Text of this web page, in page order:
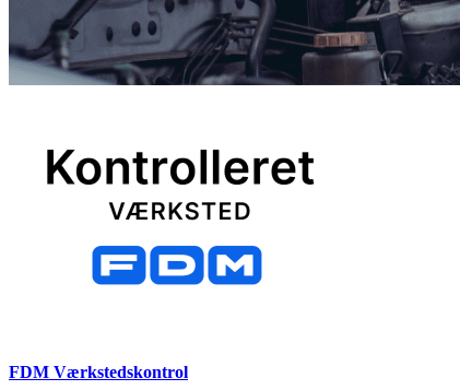
FDM Værkstedskontrol